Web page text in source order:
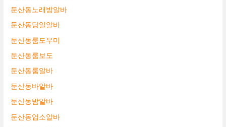
둔산동노래방알바
둔산동당일알바
둔산동룸도우미
둔산동룸보도
둔산동룸알바
둔산동바알바
둔산동밤알바
둔산동업소알바